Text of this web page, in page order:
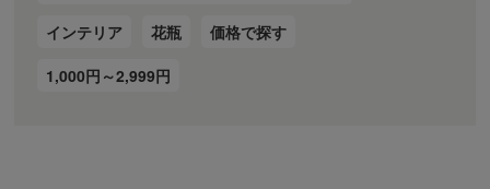
インテリア
花瓶
価格で探す
1,000円～2,999円